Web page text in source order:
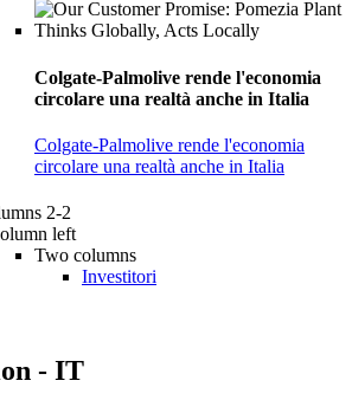
Colgate-Palmolive rende l'economia
circolare una realtà anche in Italia
Colgate-Palmolive rende l'economia
circolare una realtà anche in Italia
2-2
left
Two columns
Investitori
- IT